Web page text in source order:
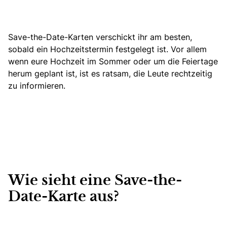
Save-the-Date-Karten verschickt ihr am besten,
sobald ein Hochzeitstermin festgelegt ist. Vor allem
wenn eure Hochzeit im Sommer oder um die Feiertage
herum geplant ist, ist es ratsam, die Leute rechtzeitig
zu informieren.
Wie sieht eine Save-the-
Date-Karte aus?